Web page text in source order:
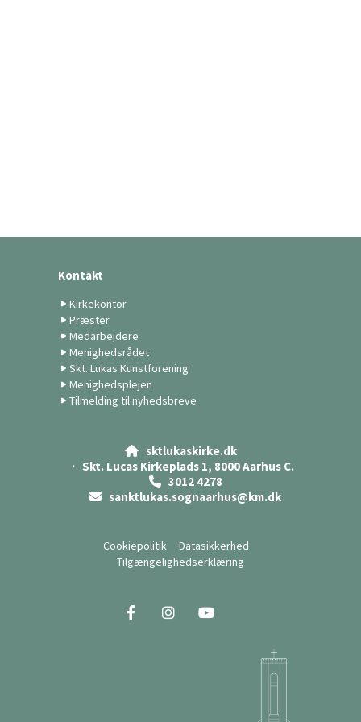
Kontakt
Kirkekontor
Præster
Medarbejdere
Menighedsrådet
Skt. Lukas Kunstforening
Menighedsplejen
Tilmelding til nyhedsbreve
sktlukaskirke.dk
· Skt. Lucas Kirkeplads 1, 8000 Aarhus C.
3012 4278
 sanktlukas.sognaarhus@km.dk
Cookiepolitik
Datasikkerhed
Tilgængelighedserklæring